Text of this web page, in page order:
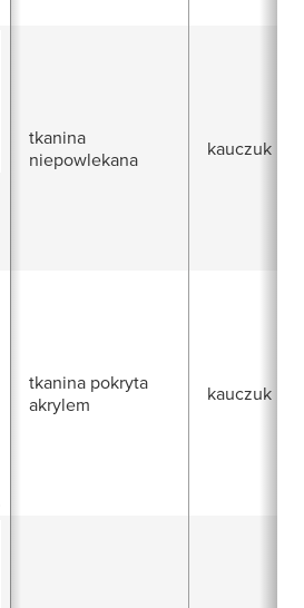
tkanina
niepowlekana
kauczuk
tkanina pokryta
akrylem
kauczuk